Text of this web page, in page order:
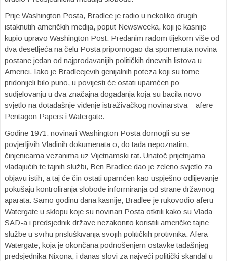
Prije Washington Posta, Bradlee je radio u nekoliko drugih
istaknutih američkih medija, poput Newsweeka, koji je kasnije
kupio upravo Washington Post. Predanim radom tijekom više od
dva desetljeća na čelu Posta pripomogao da spomenuta novina
postane jedan od najprodavanijih političkih dnevnih listova u
Americi. Iako je Bradleejevih genijalnih poteza koji su tome
pridonijeli bilo puno, u povijesti će ostati upamćen po
sudjelovanju u dva značajna događanja koja su bacila novo
svjetlo na dotadašnje viđenje istraživačkog novinarstva – afere
Pentagon Papers i Watergate.
Godine 1971. novinari Washington Posta domogli su se
povjerljivih Vladinih dokumenata o, do tada nepoznatim,
činjenicama vezanima uz Vijetnamski rat. Unatoč prijetnjama
vladajućih te tajnih službi, Ben Bradlee dao je zeleno svjetlo za
objavu istih, a taj će čin ostati upamćen kao uspješno odlijevanje
pokušaju kontroliranja slobode informiranja od strane državnog
aparata. Samo godinu dana kasnije, Bradlee je rukovodio aferu
Watergate u sklopu koje su novinari Posta otkrili kako su Vlada
SAD-a i predsjednik države nezakonito koristili američke tajne
službe u svrhu prisluškivanja svojih političkih protivnika. Afera
Watergate, koja je okončana podnošenjem ostavke tadašnjeg
predsjednika Nixona, i danas slovi za najveći politički skandal u